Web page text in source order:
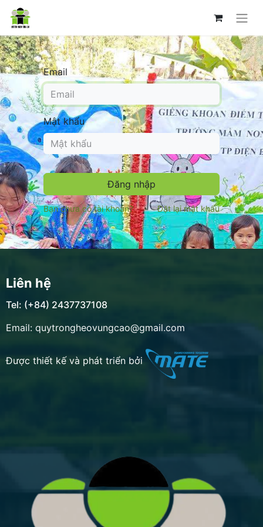
Email
Mật khẩu
Đăng nhập
Bạn chưa có tài khoản? Đặt lại mật khẩu
Liên hệ
Tel: (+84) 2437737108
Email: quytrongheovungcao@gmail.com
Được thiết kế và phát triển bởi